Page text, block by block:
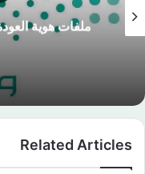
ملفات هوية
Related Articles